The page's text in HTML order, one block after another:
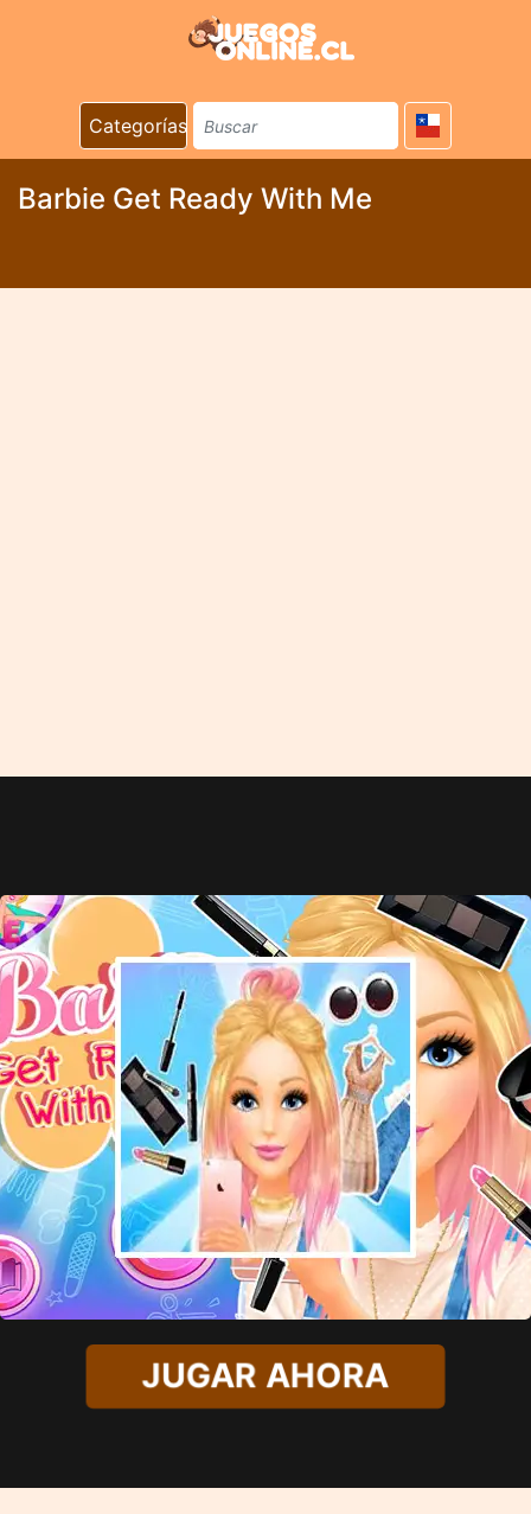
Categorías
Barbie Get Ready With Me
JUGAR AHORA